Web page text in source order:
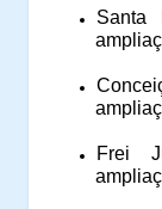
Santa
Frei